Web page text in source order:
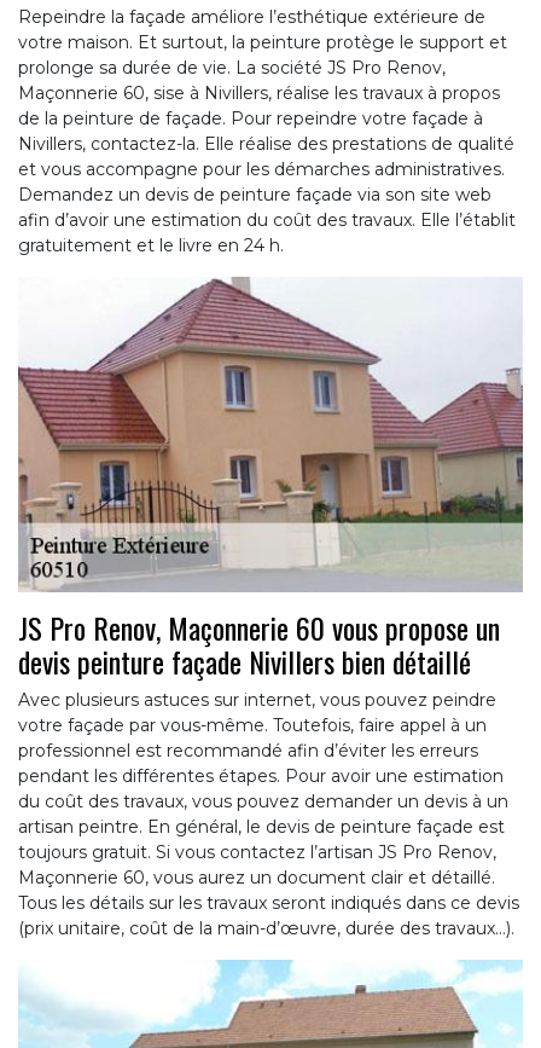
Repeindre la façade améliore l’esthétique extérieure de
votre maison. Et surtout, la peinture protège le support et
prolonge sa durée de vie. La société JS Pro Renov,
Maçonnerie 60, sise à Nivillers, réalise les travaux à propos
de la peinture de façade. Pour repeindre votre façade à
Nivillers, contactez-la. Elle réalise des prestations de qualité
et vous accompagne pour les démarches administratives.
Demandez un devis de peinture façade via son site web
afin d’avoir une estimation du coût des travaux. Elle l’établit
gratuitement et le livre en 24 h.
JS Pro Renov, Maçonnerie 60 vous propose un
devis peinture façade Nivillers bien détaillé
Avec plusieurs astuces sur internet, vous pouvez peindre
votre façade par vous-même. Toutefois, faire appel à un
professionnel est recommandé afin d’éviter les erreurs
pendant les différentes étapes. Pour avoir une estimation
du coût des travaux, vous pouvez demander un devis à un
artisan peintre. En général, le devis de peinture façade est
toujours gratuit. Si vous contactez l’artisan JS Pro Renov,
Maçonnerie 60, vous aurez un document clair et détaillé.
Tous les détails sur les travaux seront indiqués dans ce devis
(prix unitaire, coût de la main-d’œuvre, durée des travaux…).